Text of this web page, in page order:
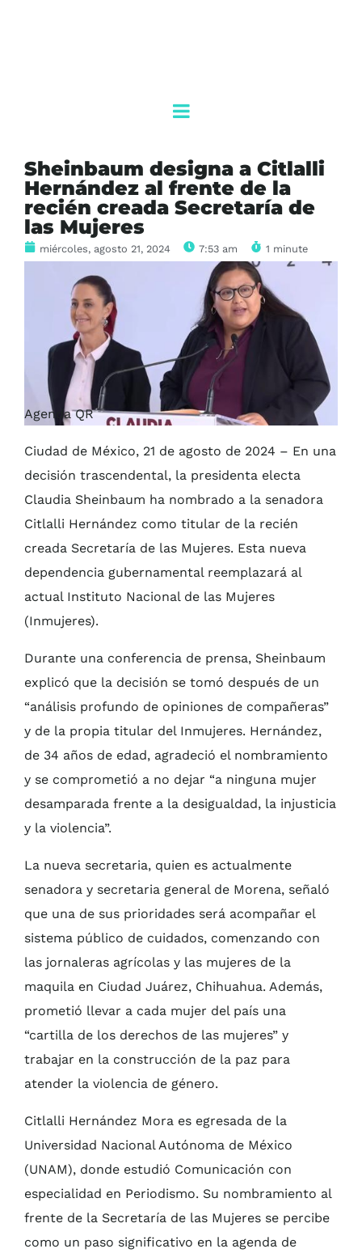
Sheinbaum designa a Citlalli
Hernández al frente de la
recién creada Secretaría de
las Mujeres
miércoles, agosto 21, 2024 7:53 am 1 minute
Agenda QR
Ciudad de México, 21 de agosto de 2024 – En una
decisión trascendental, la presidenta electa
Claudia Sheinbaum ha nombrado a la senadora
Citlalli Hernández como titular de la recién
creada Secretaría de las Mujeres. Esta nueva
dependencia gubernamental reemplazará al
actual Instituto Nacional de las Mujeres
(Inmujeres).
Durante una conferencia de prensa, Sheinbaum
explicó que la decisión se tomó después de un
“análisis profundo de opiniones de compañeras”
y de la propia titular del Inmujeres. Hernández,
de 34 años de edad, agradeció el nombramiento
y se comprometió a no dejar “a ninguna mujer
desamparada frente a la desigualdad, la injusticia
y la violencia”.
La nueva secretaria, quien es actualmente
senadora y secretaria general de Morena, señaló
que una de sus prioridades será acompañar el
sistema público de cuidados, comenzando con
las jornaleras agrícolas y las mujeres de la
maquila en Ciudad Juárez, Chihuahua. Además,
prometió llevar a cada mujer del país una
“cartilla de los derechos de las mujeres” y
trabajar en la construcción de la paz para
atender la violencia de género.
Citlalli Hernández Mora es egresada de la
Universidad Nacional Autónoma de México
(UNAM), donde estudió Comunicación con
especialidad en Periodismo. Su nombramiento al
frente de la Secretaría de las Mujeres se percibe
como un paso significativo en la agenda de